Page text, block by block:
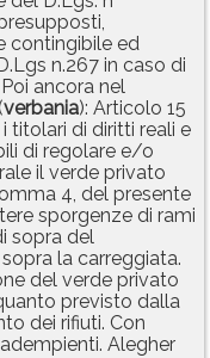
contingibile ed
n.267 in caso di
ancora nel
verbania): Articolo 15
titolari di diritti reali e
di regolare e/o
il verde privato
4, del presente
sporgenze di rami
sopra del
la carreggiata.
del verde privato
previsto dalla
dei rifiuti. Con
Alegher